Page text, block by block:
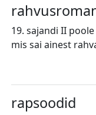
19. sajandi II
mis sai ainest
rapsoodid